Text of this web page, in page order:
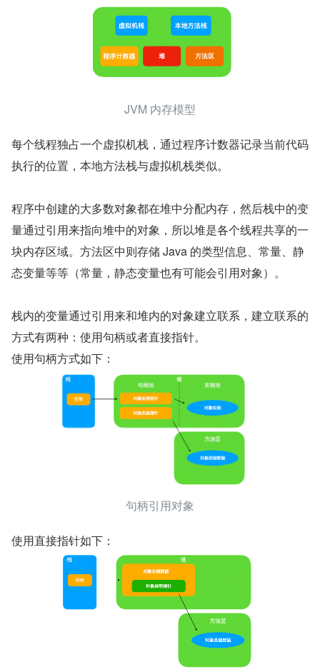
JVM 内存模型
每个线程独占一个虚拟机栈，通过程序计数器记录当前代码
执行的位置，本地方法栈与虚拟机栈类似。
程序中创建的大多数对象都在堆中分配内存，然后栈中的变
量通过引用来指向堆中的对象，所以堆是各个线程共享的一
块内存区域。方法区中则存储 Java 的类型信息、常量、静
态变量等等（常量，静态变量也有可能会引用对象）。
栈内的变量通过引用来和堆内的对象建立联系，建立联系的
方式有两种：使用句柄或者直接指针。
使用句柄方式如下：
句柄引用对象
使用直接指针如下：